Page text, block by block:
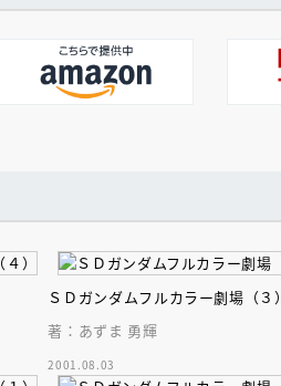
ＳＤガンダムフルカラー劇場（３）
著：あずま 勇輝
2001.08.03
2025.02.17